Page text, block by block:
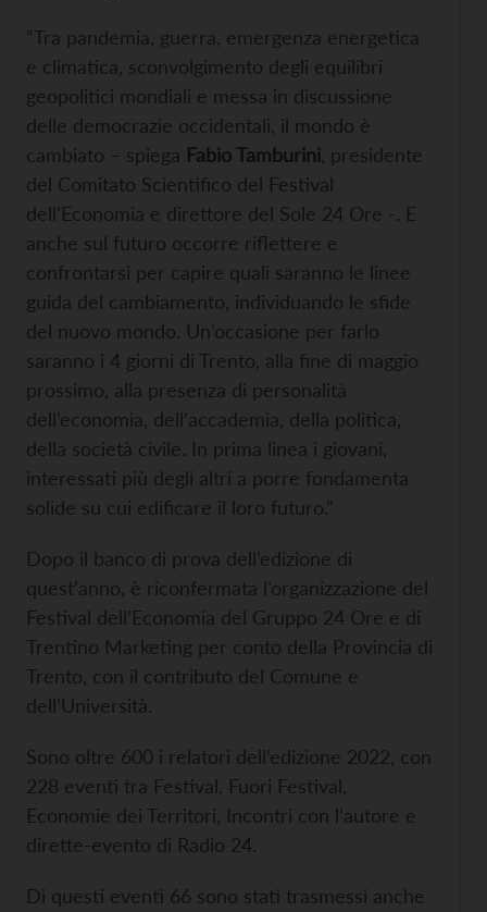
“Tra pandemia, guerra, emergenza energetica
e climatica, sconvolgimento degli equilibri
geopolitici mondiali e messa in discussione
delle democrazie occidentali, il mondo è
cambiato – spiega Fabio Tamburini , presidente
del Comitato Scientifico del Festival
dell’Economia e direttore del Sole 24 Ore -. E
anche sul futuro occorre riflettere e
confrontarsi per capire quali saranno le linee
guida del cambiamento, individuando le sfide
del nuovo mondo. Un’occasione per farlo
saranno i 4 giorni di Trento, alla fine di maggio
prossimo, alla presenza di personalità
dell’economia, dell’accademia, della politica,
della società civile. In prima linea i giovani,
interessati più degli altri a porre fondamenta
solide su cui edificare il loro futuro.”
Dopo il banco di prova dell’edizione di
quest’anno, è riconfermata l’organizzazione del
Festival dell’Economia del Gruppo 24 Ore e di
Trentino Marketing per conto della Provincia di
Trento, con il contributo del Comune e
dell’Università.
Sono oltre 600 i relatori dell’edizione 2022, con
228 eventi tra Festival, Fuori Festival,
Economie dei Territori, Incontri con l’autore e
dirette-evento di Radio 24.
Di questi eventi 66 sono stati trasmessi anche